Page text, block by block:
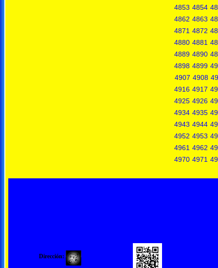
4853 4854
4862 4863
4871 4872
4880 4881
4889 4890
4898 4899
4907 4908
4916 4917
4925 4926
4934 4935
4943 4944
4952 4953
4961 4962
4970 4971
Dirección: